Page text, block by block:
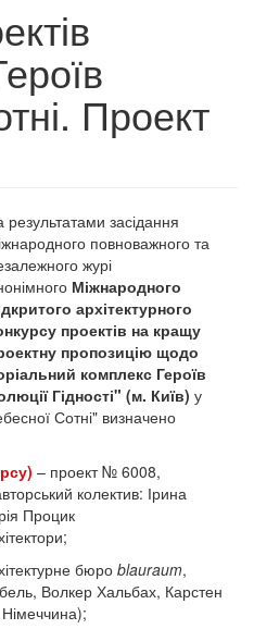
Проект
результатами засідання
повноважного та
журі
Міжнародного
архітектурного
проектів на кращу
пропозицію щодо
комплекс Героїв
Гідності" (м. Київ) у
Сотні" визначено
– проект № 6008,
колектив: Ірина
Процик
бюро blauraum,
Волкер Хальбах, Карстен